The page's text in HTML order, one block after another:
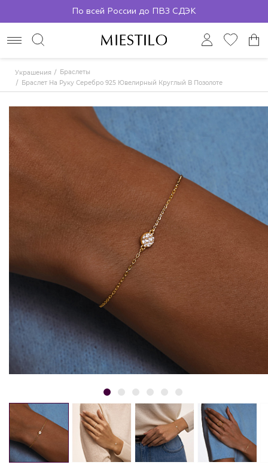
По всей России до ПВЗ СДЭК
Украшения
Браслеты
Браслет На Руку Серебро 925 Ювелирный Круглый В Позолоте